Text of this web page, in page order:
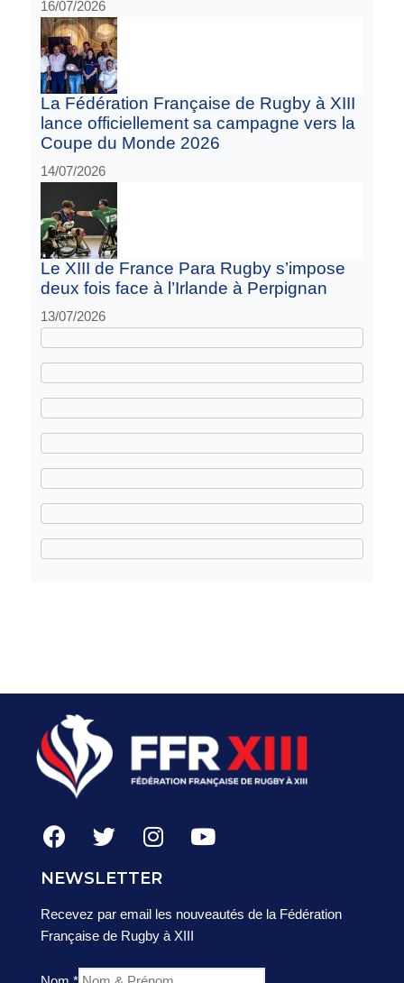
16/07/2026
La Fédération Française de Rugby à XIII
lance officiellement sa campagne vers la
Coupe du Monde 2026
14/07/2026
Le XIII de France Para Rugby s’impose
deux fois face à l’Irlande à Perpignan
13/07/2026
NEWSLETTER
Recevez par email les nouveautés de la Fédération
Française de Rugby à XIII